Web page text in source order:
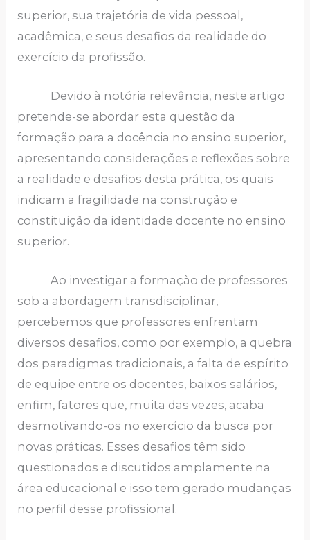
superior, sua trajetória de vida pessoal,
acadêmica, e seus desafios da realidade do
exercício da profissão.
Devido à notória relevância, neste artigo
pretende-se abordar esta questão da
formação para a docência no ensino superior,
apresentando considerações e reflexões sobre
a realidade e desafios desta prática, os quais
indicam a fragilidade na construção e
constituição da identidade docente no ensino
superior.
Ao investigar a formação de professores
sob a abordagem transdisciplinar,
percebemos que professores enfrentam
diversos desafios, como por exemplo, a quebra
dos paradigmas tradicionais, a falta de espírito
de equipe entre os docentes, baixos salários,
enfim, fatores que, muita das vezes, acaba
desmotivando-os no exercício da busca por
novas práticas. Esses desafios têm sido
questionados e discutidos amplamente na
área educacional e isso tem gerado mudanças
no perfil desse profissional.